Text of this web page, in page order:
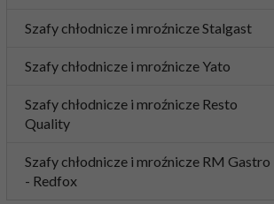
Szafy chłodnicze i mroźnicze Stalgast
Szafy chłodnicze i mroźnicze Yato
Szafy chłodnicze i mroźnicze Resto
Quality
Szafy chłodnicze i mroźnicze RM Gastro
- Redfox